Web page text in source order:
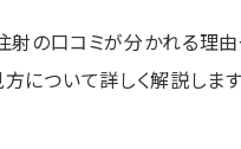
の口コミが分かれる理由
について詳しく解説しま